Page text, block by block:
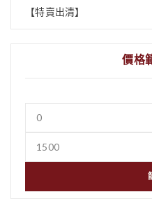
【特賣出清】
價格